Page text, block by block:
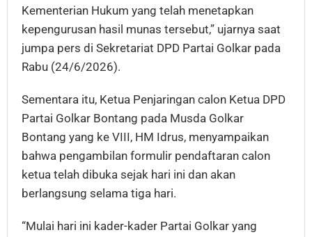
Kementerian Hukum yang telah menetapkan
kepengurusan hasil munas tersebut,” ujarnya saat
jumpa pers di Sekretariat DPD Partai Golkar pada
Rabu (24/6/2026).
Sementara itu, Ketua Penjaringan calon Ketua DPD
Partai Golkar Bontang pada Musda Golkar
Bontang yang ke VIII, HM Idrus, menyampaikan
bahwa pengambilan formulir pendaftaran calon
ketua telah dibuka sejak hari ini dan akan
berlangsung selama tiga hari.
“Mulai hari ini kader-kader Partai Golkar yang